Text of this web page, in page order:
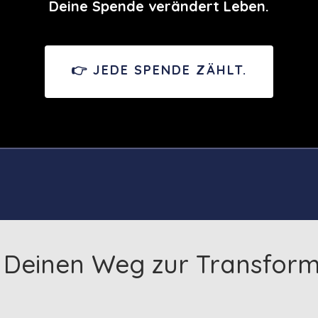
Deine Spende verändert Leben.
👉 JEDE SPENDE ZÄHLT.
Weg zur